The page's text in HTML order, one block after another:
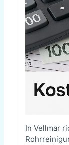
In Vellmar